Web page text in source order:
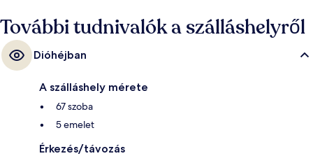
További tudnivalók a szálláshelyről
Dióhéjban
A szálláshely mérete
67 szoba
5 emelet
Érkezés/távozás